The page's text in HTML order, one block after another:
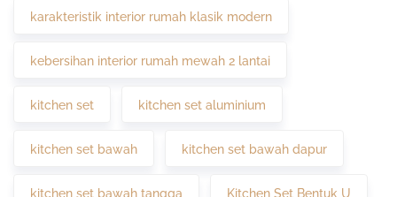
karakteristik interior rumah klasik modern
kebersihan interior rumah mewah 2 lantai
kitchen set kitchen set aluminium
kitchen set bawah kitchen set bawah dapur
kitchen set bawah tangga Kitchen Set Bentuk U